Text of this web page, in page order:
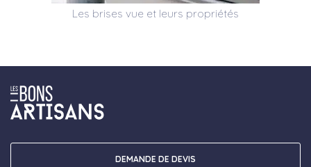
Les brises vue et leurs propriétés
DEMANDE DE DEVIS